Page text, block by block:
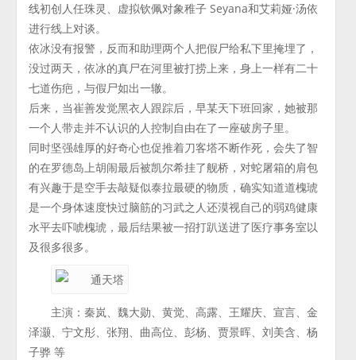
线初创人任珠灵、虚拟钦佩对象稚子 Seyana和艾莉娅·汤依
进行线上对谈。
依冰没有报警，反而和助理两个人把假尸给私下里掩埋了，
没过两天，依冰的真尸在河里被打捞上来，身上一样有二十
七道伤疤，与假尸如出一辙。
后来，当崔善发觉黑衣人跟踪后，早某天下班回家，她被那
一个人带走并不认识的人控制自由在了一座破房子里。
同时坚强雄厚的好奇心也促推着刀客塔不断作死，会失了智
的在罗德岛上胡闹最后被凯尔希挂了舰桥，对蛇屠箱的肩包
有兴趣于是空手去敲疑似泰拉最硬的物质，确实知道道槐琥
是一个身体速度快过脑筋的习武之人还漠视自己的弱鸡健康
水平去吓唬槐琥，最后结果被一招打趴送进了医疗事务室以
及很多很多。
主演：秦岚、魏大勋、黄觉、高露、王耀庆、宣言、金
泽灏、宁文彤、张翔、曲高位、彭杨、贾景晖、刘美含、杨
子骅 等